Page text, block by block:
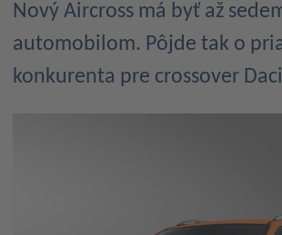
Nový Aircross má byť až
automobilom. Pôjde tak o
konkurenta pre crossover